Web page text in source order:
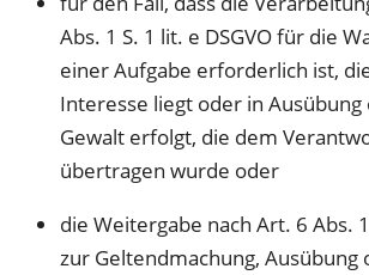
Abs. 1 S. 1 lit. e DSGVO für die
einer Aufgabe erforderlich ist,
Interesse liegt oder in
Gewalt erfolgt, die dem
übertragen wurde oder
die Weitergabe nach Art. 6 Abs.
zur Geltendmachung, Ausübung